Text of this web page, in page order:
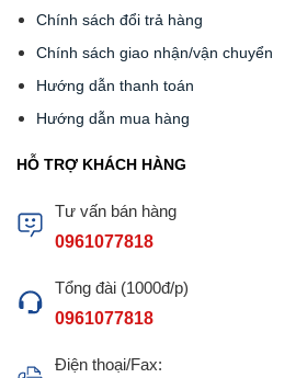
Chính sách đổi trả hàng
Chính sách giao nhận/vận chuyển
Hướng dẫn thanh toán
Hướng dẫn mua hàng
HỖ TRỢ KHÁCH HÀNG
Tư vấn bán hàng
0961077818
Tổng đài (1000đ/p)
0961077818
Điện thoại/Fax: